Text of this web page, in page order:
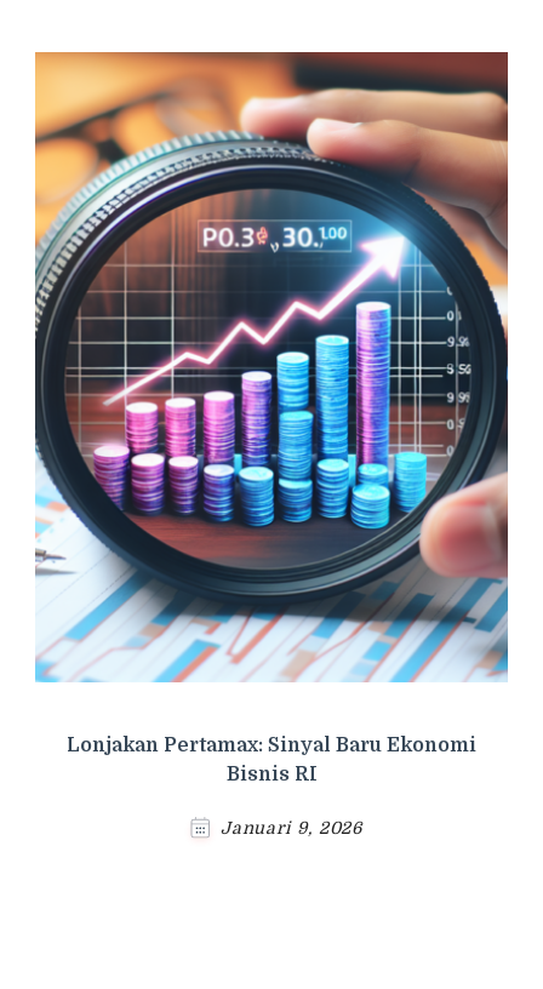
Lonjakan Pertamax: Sinyal Baru Ekonomi
Bisnis RI
Januari 9, 2026